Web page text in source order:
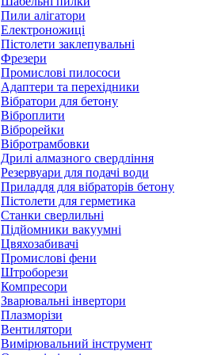
Пили алігатори
Електроножиці
Пістолети заклепувальні
Фрезери
Промислові пилососи
Адаптери та перехідники
Вібратори для бетону
Віброплити
Віброрейки
Вібротрамбовки
Дрилі алмазного свердління
Резервуари для подачі води
Приладдя для вібраторів бетону
Пістолети для герметика
Станки сверлильні
Підйомники вакуумні
Цвяхозабивачі
Промислові фени
Штроборези
Компресори
Зварювальні інвертори
Плазморізи
Вентилятори
Вимірювальний інструмент